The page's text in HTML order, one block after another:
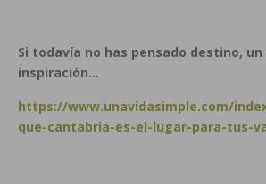
Si todavía no has pensado destino,
inspiración…
https://www.unavidasimple.com/
que-cantabria-es-el-lugar-para-tus-